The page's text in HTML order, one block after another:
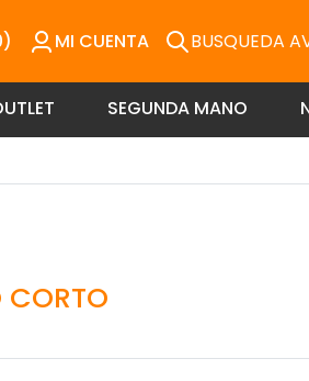
MI CUENTA BUSQUEDA
SEGUNDA MANO
CORTO